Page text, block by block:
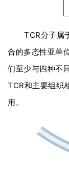
TCR分子属
合的多态性亚单
们至少与四种不
TCR和主要组织
用。